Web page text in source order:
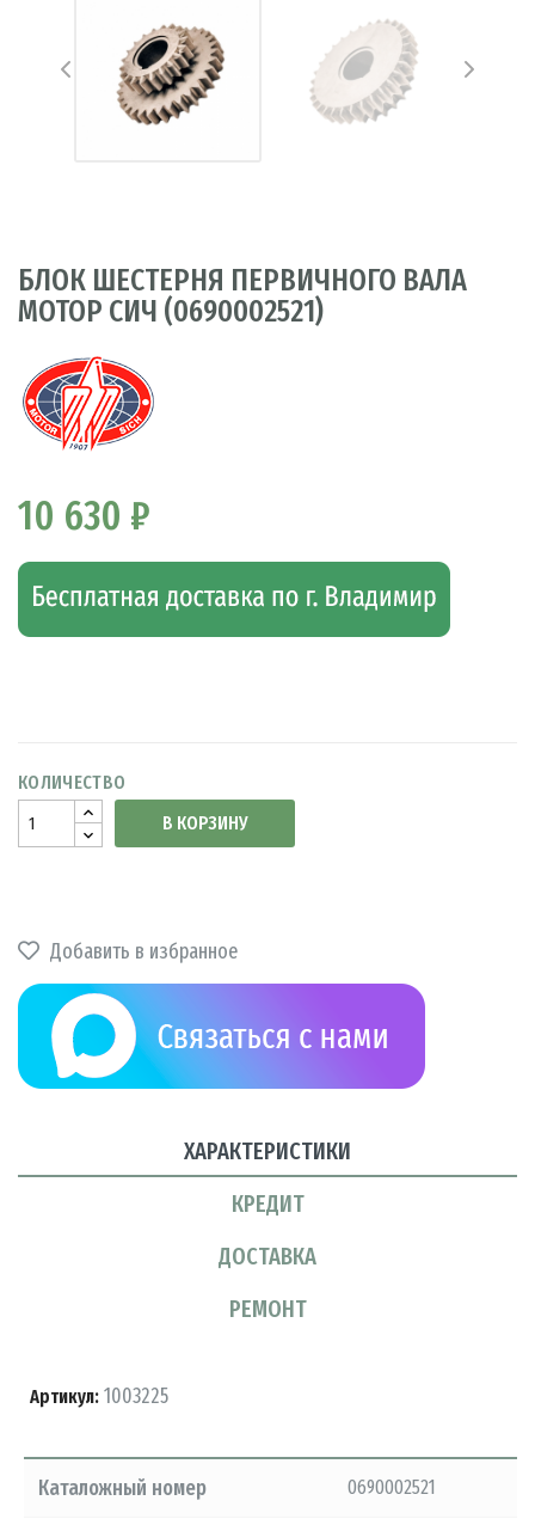
БЛОК ШЕСТЕРНЯ ПЕРВИЧНОГО ВАЛА
МОТОР СИЧ (0690002521)
10 630 ₽
КОЛИЧЕСТВО
В КОРЗИНУ
Добавить в избранное
ХАРАКТЕРИСТИКИ
КРЕДИТ
ДОСТАВКА
РЕМОНТ
Артикул: 1003225
Каталожный номер 0690002521